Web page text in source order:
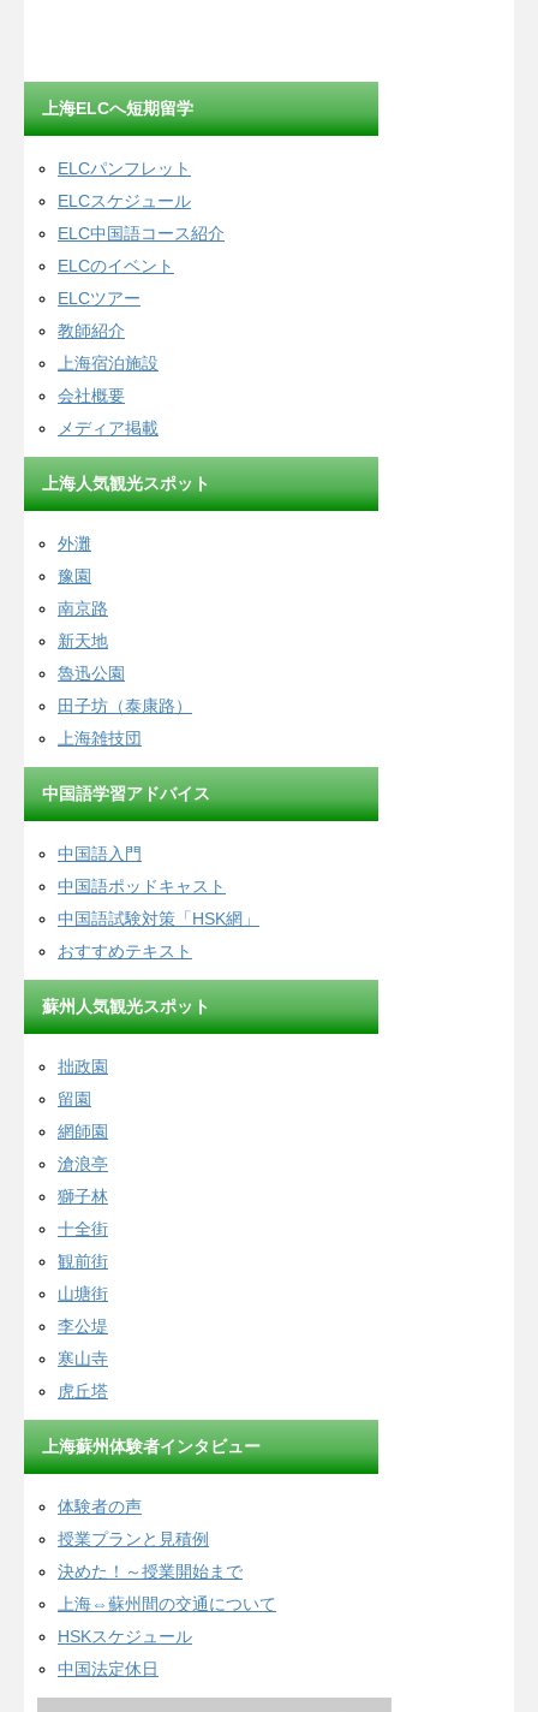
上海ELCへ短期留学
ELCパンフレット
ELCスケジュール
ELC中国語コース紹介
ELCのイベント
ELCツアー
教師紹介
上海宿泊施設
会社概要
メディア掲載
上海人気観光スポット
外灘
豫園
南京路
新天地
魯迅公園
田子坊（泰康路）
上海雑技団
中国語学習アドバイス
中国語入門
中国語ポッドキャスト
中国語試験対策「HSK網」
おすすめテキスト
蘇州人気観光スポット
拙政園
留園
網師園
滄浪亭
獅子林
十全街
観前街
山塘街
李公堤
寒山寺
虎丘塔
上海蘇州体験者インタビュー
体験者の声
授業プランと見積例
決めた！～授業開始まで
上海⇔蘇州間の交通について
HSKスケジュール
中国法定休日